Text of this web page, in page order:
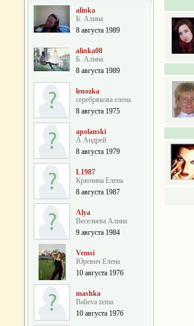
alinka
Б. Алина
8 августа 1989
alinka08
Б. Алина
8 августа 1989
lenozka
серебрякова елена
8 августа 1975
apolanski
А Андрей
8 августа 1979
L1987
Крючина Елена
8 августа 1987
Alya
Весельева Алина
9 августа 1984
Vemsi
Юревич Елена
10 августа 1976
mashka
Balieva zema
10 августа 1976